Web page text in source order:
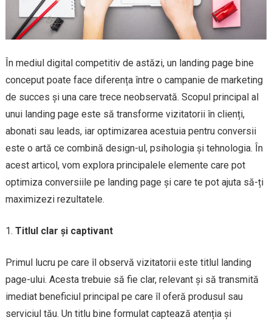
În mediul digital competitiv de astăzi, un landing page bine
conceput poate face diferența între o campanie de marketing
de succes și una care trece neobservată. Scopul principal al
unui landing page este să transforme vizitatorii în clienți,
abonati sau leads, iar optimizarea acestuia pentru conversii
este o artă ce combină design-ul, psihologia și tehnologia. În
acest articol, vom explora principalele elemente care pot
optimiza conversiile pe landing page și care te pot ajuta să-ți
maximizezi rezultatele.
Titlul clar și captivant
Primul lucru pe care îl observă vizitatorii este titlul landing
page-ului. Acesta trebuie să fie clar, relevant și să transmită
imediat beneficiul principal pe care îl oferă produsul sau
serviciul tău. Un titlu bine formulat captează atenția și